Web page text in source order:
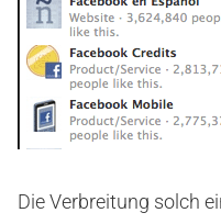
Die Verbreitung solch